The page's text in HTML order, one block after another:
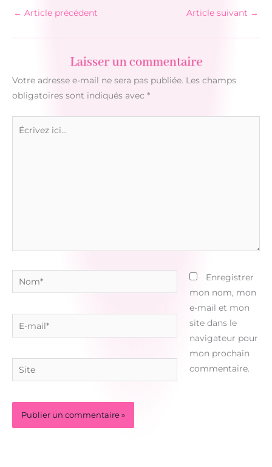
← Article précédent Article suivant →
Laisser un commentaire
Votre adresse e-mail ne sera pas publiée. Les champs
obligatoires sont indiqués avec *
Nom*
E-
mail*
Site
Enregistrer
mon nom, mon
e-mail et mon
site dans le
navigateur pour
mon prochain
commentaire.